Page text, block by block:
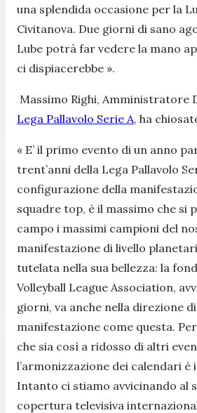
una splendida occasione per la
Civitanova. Due giorni di sano
Lube potrà far vedere la mano
ci dispiacerebbe ».
Massimo Righi, Amministratore
Lega Pallavolo Serie A, ha
« E’ il primo evento di un anno
trent’anni della Lega Pallavolo
configurazione della
squadre top, è il massimo che si
campo i massimi campioni del
manifestazione di livello
tutelata nella sua bellezza: la
Volleyball League Association,
giorni, va anche nella direzione
manifestazione come questa.
che sia così a ridosso di altri
l’armonizzazione dei calendari
Intanto ci stiamo avvicinando al
copertura televisiva